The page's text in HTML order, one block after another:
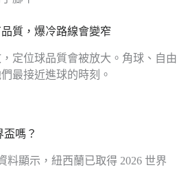
質，爆冷路線會變窄
定位球品質會被放大。角球、自由
最接近進球的時刻。
盃嗎？
料顯示，紐西蘭已取得 2026 世界